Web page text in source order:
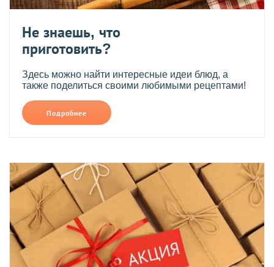
Не знаешь, что
приготовить?
Здесь можно найти интересные идеи блюд, а
также поделиться своими любимыми рецептами!
Подробнее